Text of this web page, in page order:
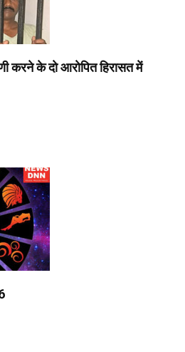
करने के दाे आराेपित हिरासत में